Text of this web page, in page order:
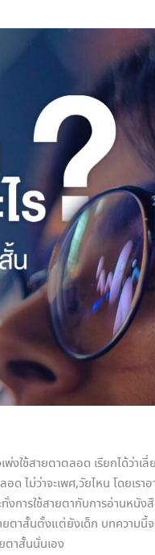
ยตาตลอด เรียกได้ว่าเลี่ยง
ด ไม่ว่าจะเพศ,วัยไหน โดยเร
งการใช้สายตากับการอ่านหนั
าสั้นตั้งแต่ยังเด็ก บทความนี้จ
ตาสั้นนั่นเอง